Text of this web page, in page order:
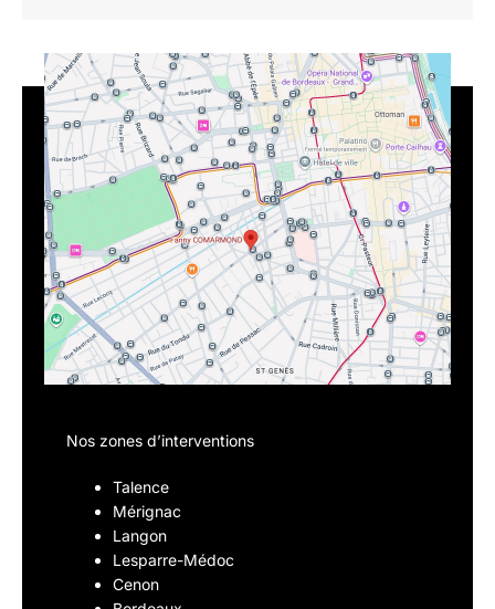
Nos zones d’interventions
Talence
Mérignac
Langon
Lesparre-Médoc
Cenon